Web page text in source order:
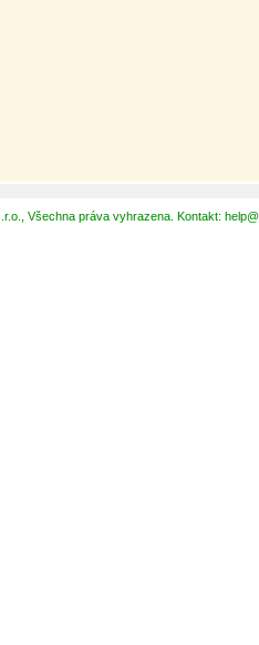
Všechna práva vyhrazena. Kontakt: